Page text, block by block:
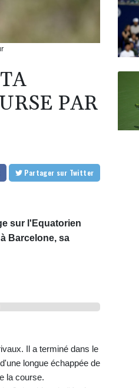
PAR
Partager sur Twitter
sur l'Equatorien
Barcelone, sa
Il a terminé dans le
longue échappée de
la course.